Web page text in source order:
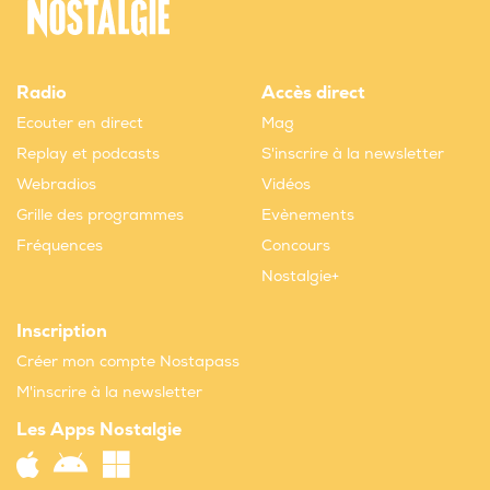
Radio
Ecouter en direct
Replay et podcasts
Webradios
Grille des programmes
Fréquences
Accès direct
Mag
S'inscrire à la newsletter
Vidéos
Evènements
Concours
Nostalgie+
Inscription
Créer mon compte Nostapass
M'inscrire à la newsletter
Les Apps Nostalgie